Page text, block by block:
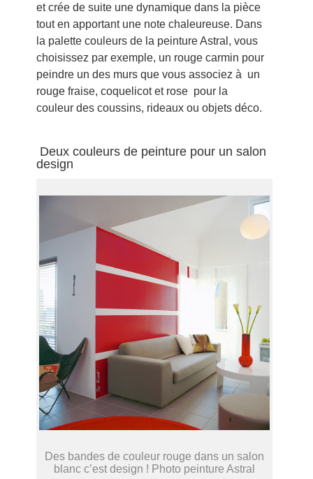
et crée de suite une dynamique dans la pièce
tout en apportant une note chaleureuse. Dans
la palette couleurs de la peinture Astral, vous
choisissez par exemple, un rouge carmin pour
peindre un des murs que vous associez à un
rouge fraise, coquelicot et rose pour la
couleur des coussins, rideaux ou objets déco.
Deux couleurs de peinture pour un salon
design
Des bandes de couleur rouge dans un salon
blanc c’est design ! Photo peinture Astral